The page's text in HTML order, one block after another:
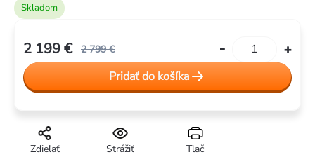
Skladom
Tlač
Strážiť
Zdieľať
2 799 €
2 199 €
Jednotková
cena:
Pridať do košíka